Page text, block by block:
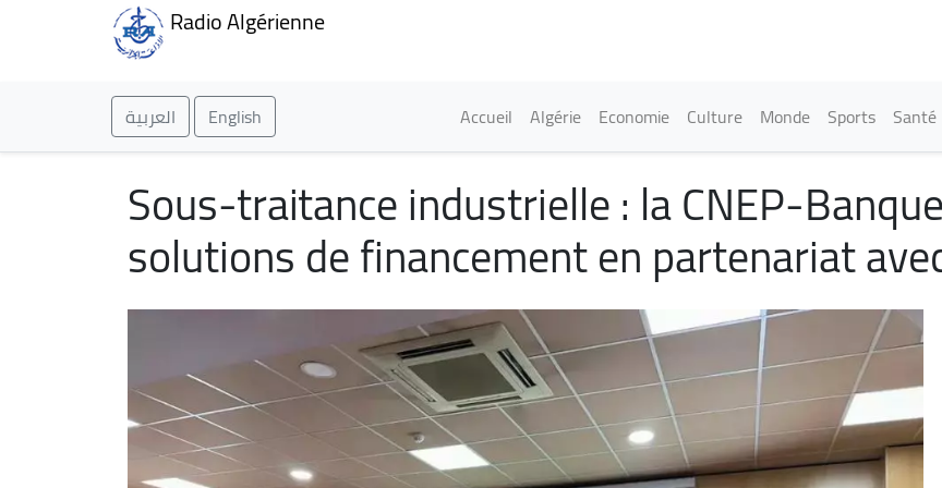
Radio Algérienne
العربية English Main navigation
Accueil Algérie Economie Culture Monde Sports Santé
Sous-traitance industrielle : la CNEP-
solutions de financement en partenariat